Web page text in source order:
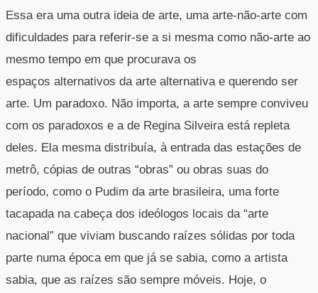
Essa era uma outra ideia de arte, uma arte-não-arte com
dificuldades para referir-se a si mesma como não-arte ao
mesmo tempo em que procurava os
espaços alternativos da arte alternativa e querendo ser
arte. Um paradoxo. Não importa, a arte sempre conviveu
com os paradoxos e a de Regina Silveira está repleta
deles. Ela mesma distribuía, à entrada das estações de
metrô, cópias de outras “obras” ou obras suas do
período, como o Pudim da arte brasileira, uma forte
tacapada na cabeça dos ideólogos locais da “arte
nacional” que viviam buscando raízes sólidas por toda
parte numa época em que já se sabia, como a artista
sabia, que as raízes são sempre móveis. Hoje, o